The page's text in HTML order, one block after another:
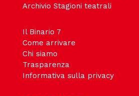
Archivio Stagioni teatrali
Il Binario 7
Come arrivare
Chi siamo
Trasparenza
Informativa sulla privacy